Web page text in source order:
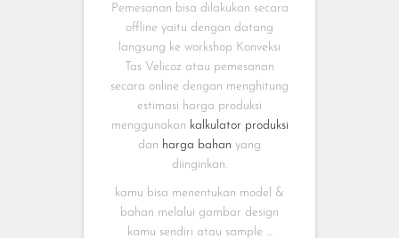
Pemesanan bisa dilakukan secara
offline yaitu dengan datang
langsung ke workshop Konveksi
Tas Velicoz atau pemesanan
secara online dengan menghitung
estimasi harga produksi
menggunakan kalkulator produksi
dan harga bahan yang
diinginkan.
kamu bisa menentukan model &
bahan melalui gambar design
kamu sendiri atau sample …